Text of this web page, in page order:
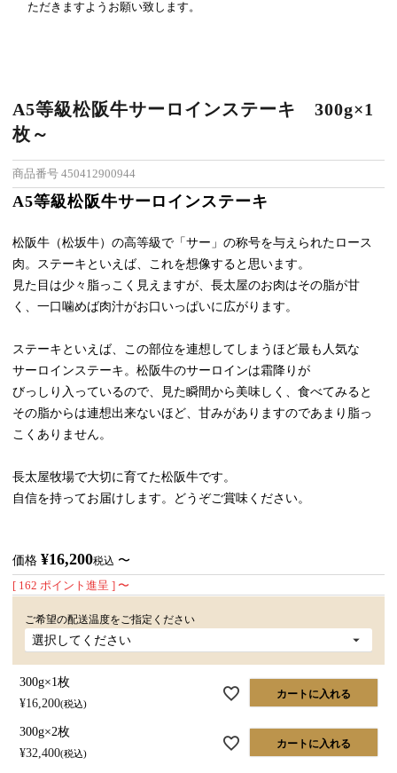
ただきますようお願い致します。
A5等級松阪牛サーロインステーキ 300g×1
枚～
商品番号 450412900944
A5等級松阪牛サーロインステーキ
松阪牛（松坂牛）の高等級で「サー」の称号を与えられたロース
肉。ステーキといえば、これを想像すると思います。
見た目は少々脂っこく見えますが、長太屋のお肉はその脂が甘
く、一口噛めば肉汁がお口いっぱいに広がります。
ステーキといえば、この部位を連想してしまうほど最も人気な
サーロインステーキ。松阪牛のサーロインは霜降りが
びっしり入っているので、見た瞬間から美味しく、食べてみると
その脂からは連想出来ないほど、甘みがありますのであまり脂っ
こくありません。
長太屋牧場で大切に育てた松阪牛です。
自信を持ってお届けします。どうぞご賞味ください。
価格 ¥16,200税込 〜
[ 162 ポイント進呈 ] 〜
ご希望の配送温度をご指定ください
300g×1枚
¥16,200 税込
カートに入れる
300g×2枚
¥32,400 税込
カートに入れる